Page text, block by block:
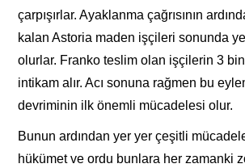
çarpışırlar. Ayaklanma çağrısının
kalan Astoria maden işçileri sonunda
olurlar. Franko teslim olan işçilerin 3
intikam alır. Acı sonuna rağmen bu
devriminin ilk önemli mücadelesi olur.
Bunun ardından yer yer çeşitli
hükümet ve ordu bunlara her zamanki